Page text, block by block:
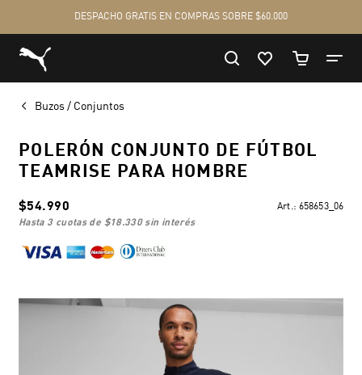
Buzos / Conjuntos
POLERÓN CONJUNTO DE FÚTBOL
TEAMRISE PARA HOMBRE
$54.990 Art.: 658653_06
hasta 3 cuotas de $18.330sin interés